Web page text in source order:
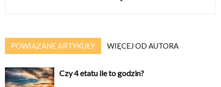
POWIĄZANE ARTYKUŁY WIĘCEJ OD AUTORA
Czy 4 etatu ile to godzin?